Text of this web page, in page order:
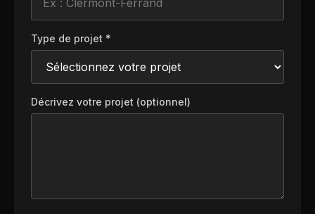
Type de projet *
Décrivez votre projet (optionnel)